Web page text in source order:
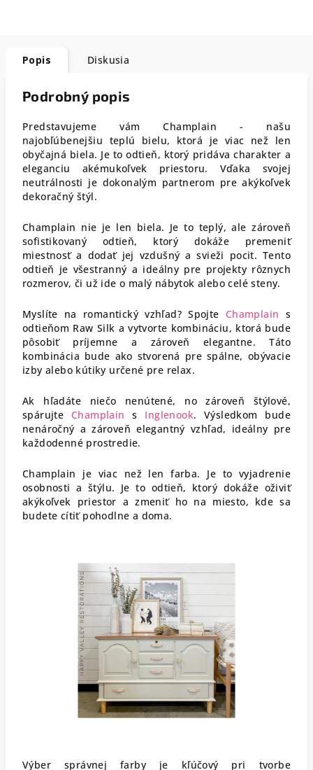
Popis Diskusia
Podrobný popis
Predstavujeme vám Champlain - našu
najobľúbenejšiu teplú bielu, ktorá je viac než len
obyčajná biela. Je to odtieň, ktorý pridáva charakter a
eleganciu akémukoľvek priestoru. Vďaka svojej
neutrálnosti je dokonalým partnerom pre akýkoľvek
dekoračný štýl.
Champlain nie je len biela. Je to teplý, ale zároveň
sofistikovaný odtieň, ktorý dokáže premeniť
miestnosť a dodať jej vzdušný a svieži pocit. Tento
odtieň je všestranný a ideálny pre projekty rôznych
rozmerov, či už ide o malý nábytok alebo celé steny.
Myslíte na romantický vzhľad? Spojte Champlain s
odtieňom Raw Silk a vytvorte kombináciu, ktorá bude
pôsobiť príjemne a zároveň elegantne. Táto
kombinácia bude ako stvorená pre spálne, obývacie
izby alebo kútiky určené pre relax.
Ak hľadáte niečo nenútené, no zároveň štýlové,
spárujte Champlains Inglenook. Výsledkom bude
nenáročný a zároveň elegantný vzhľad, ideálny pre
každodenné prostredie.
Champlain je viac než len farba. Je to vyjadrenie
osobnosti a štýlu. Je to odtieň, ktorý dokáže oživiť
akýkoľvek priestor a zmeniť ho na miesto, kde sa
budete cítiť pohodlne a doma.
Výber správnej farby je kľúčový pri tvorbe